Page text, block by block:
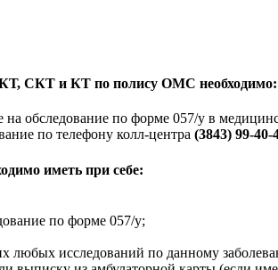
СКТ и КТ по полису ОМС необходимо:
на обследование по форме 057/у в
по телефону колл-центра (3843) 99-40-
иметь при себе:
по форме 057/у;
любых исследований по данному